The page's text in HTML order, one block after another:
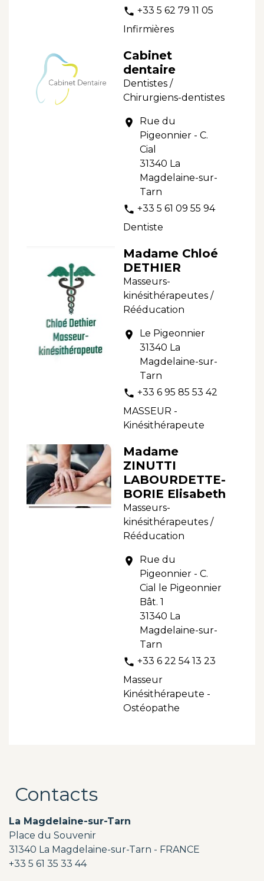
phone +33 5 62 79 11 05
Infirmières
Cabinet
dentaire
Dentistes /
Chirurgiens-dentistes
location_on
Rue du
Pigeonnier - C.
Cial
31340 La
Magdelaine-sur-
Tarn
phone +33 5 61 09 55 94
Dentiste
Madame Chloé
DETHIER
Masseurs-
kinésithérapeutes /
Rééducation
location_on
Le Pigeonnier
31340 La
Magdelaine-sur-
Tarn
phone +33 6 95 85 53 42
MASSEUR -
Kinésithérapeute
Madame
ZINUTTI
LABOURDETTE-
BORIE Elisabeth
Masseurs-
kinésithérapeutes /
Rééducation
location_on
Rue du
Pigeonnier - C.
Cial le Pigeonnier
Bât. 1
31340 La
Magdelaine-sur-
Tarn
phone +33 6 22 54 13 23
Masseur
Kinésithérapeute -
Ostéopathe
Contacts
La Magdelaine-sur-Tarn
Place du Souvenir
31340 La Magdelaine-sur-Tarn - FRANCE
+33 5 61 35 33 44